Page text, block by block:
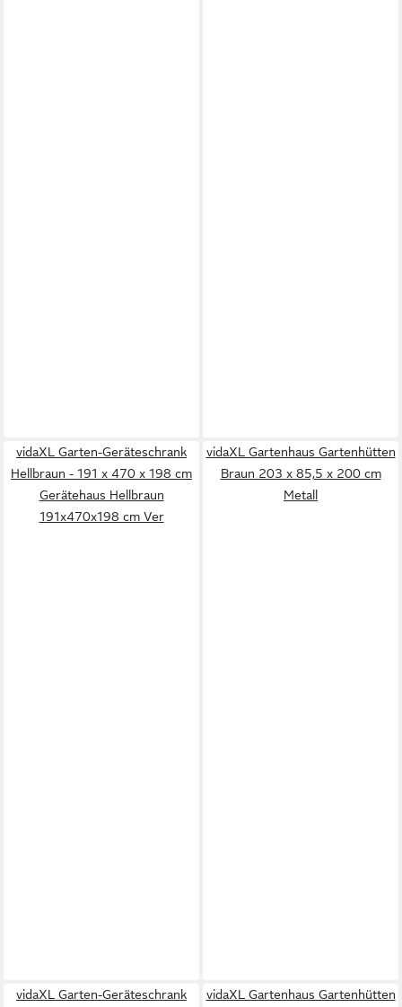
vidaXL Garten-Geräteschrank
Hellbraun - 191 x 470 x 198 cm
Gerätehaus Hellbraun
191x470x198 cm Ver
vidaXL Gartenhaus Gartenhütten
Braun 203 x 85,5 x 200 cm
Metall
vidaXL Garten-Geräteschrank
vidaXL Gartenhaus Gartenhütten